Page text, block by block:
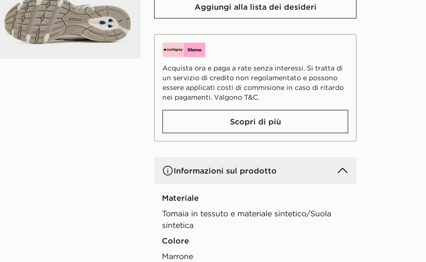
Aggiungi alla lista dei desideri
Acquista ora e paga a rate senza interessi. Si tratta di
un servizio di credito non regolamentato e possono
essere applicati costi di commisione in caso di ritardo
nei pagamenti. Valgono T&C.
Scopri di più
Informazioni sul prodotto
Materiale
Tomaia in tessuto e materiale sintetico/Suola
sintetica
Colore
marrone